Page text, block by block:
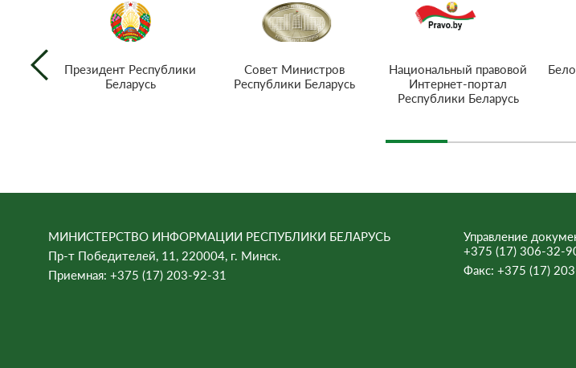
Президент Республики
Беларусь
Совет Министров
Республики Беларусь
Национальный правовой
Интернет-портал
Республики Беларусь
МИНИСТЕРСТВО ИНФОРМАЦИИ РЕСПУБЛИКИ БЕЛАРУСЬ
Пр-т Победителей, 11, 220004, г. Минск.
Приемная: +375 (17) 203-92-31
Управление
+375 (17) 306-32-
Факс: +375 (17)